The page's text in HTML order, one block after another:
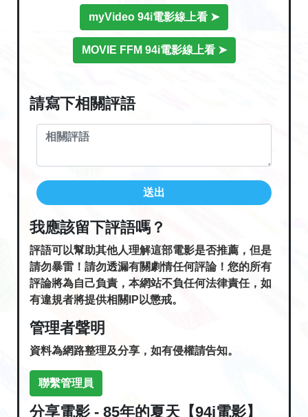
myVideo 94i電影線上看 ➤
MOVIE FFM 94i電影線上看 ➤
請寫下相關評語
送出
我應該留下評語嗎？
評語可以幫助其他人理解這部電影是否推薦，但是
請勿暴雷！請勿透漏有關劇情任何評論！您的所有
評論將為自己負責，本網站不負任何法律責任，如
有違規者將提供相關IP以懲戒。
管理者聲明
資料為網路整理及分享，如有侵權請告知。
聯繫管理員
分享電影 - 85年的夏天【94i電影】